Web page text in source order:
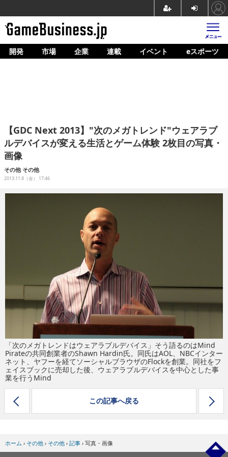
ホーム
企業動向
人材育成
産業政策
開発 市場 企業 連載 イベント eスポーツ
【GDC Next 2013】"次のメガトレンド"ウェアラブ
ルデバイスが変える生活とゲーム体験 2枚目の写真・
画像
その他 その他
2013.11.8（金） 17:46
「次のメガトレンドはウェアラブルデバイス」そう語るのはMind
Pirateの共同創業者のShawn Hardin氏。同氏はAOL、NBCインター
ネット、ヤフーを経てソーシャルブラウザのFlockを創業。同社をフ
ェイスブックに売却した後、ウェアラブルデバイスを中心とした事
業を行うMind
この記事へ戻る
ホーム › その他 › その他 › 記事 › 写真・画像